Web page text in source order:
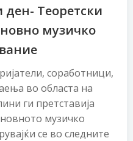
ден- Теоретски
музичко
соработници,
во областа на
ги претставија
музичко
се во следните